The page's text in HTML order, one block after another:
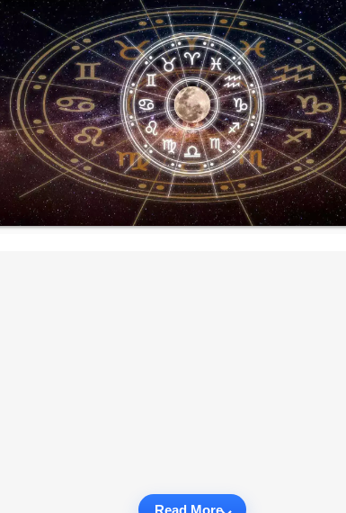
Read More